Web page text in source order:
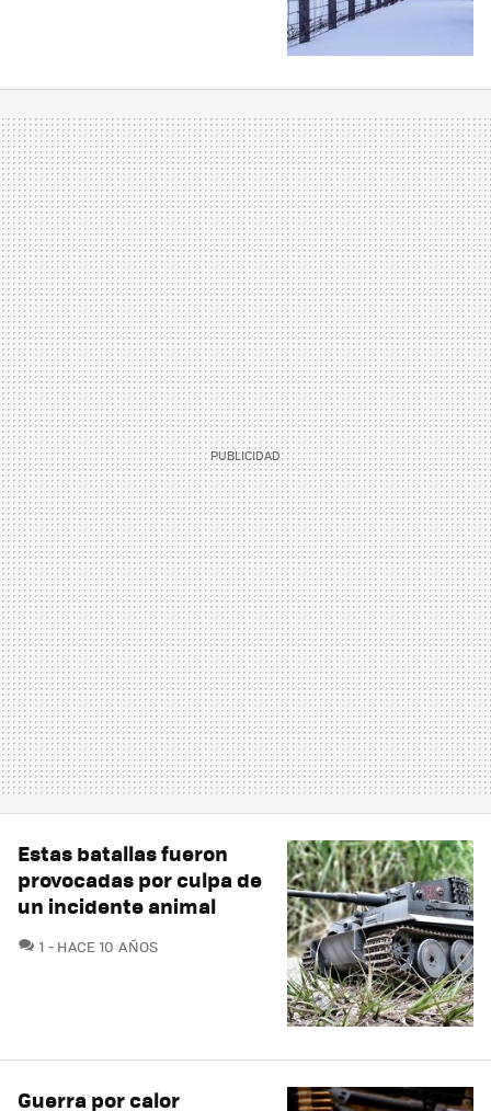
Estas batallas fueron
provocadas por culpa de
un incidente animal
1 COMENTARIOS
HACE 10 AÑOS
Guerra por calor